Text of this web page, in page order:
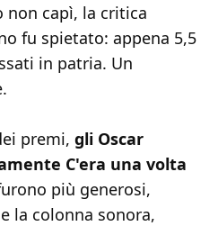
non capì, la critica
fu spietato: appena 5,5
in patria. Un
premi, gli Oscar
C'era una volta
più generosi,
la colonna sonora,